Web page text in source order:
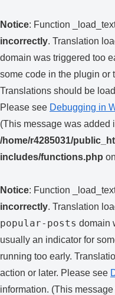
Notice: Function
incorrectly. Translation
domain was triggered too
some code in the plugin or
Translations should be
Please see Debugging in
(This message was added
/home/r4285031/
includes/functions.php
Notice: Function
incorrectly. Translation
popular-posts domain
usually an indicator for
running too early.
action or later. Please see
information. (This